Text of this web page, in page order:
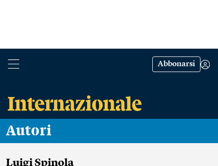
Abbonarsi
Autori
Luigi Spinola